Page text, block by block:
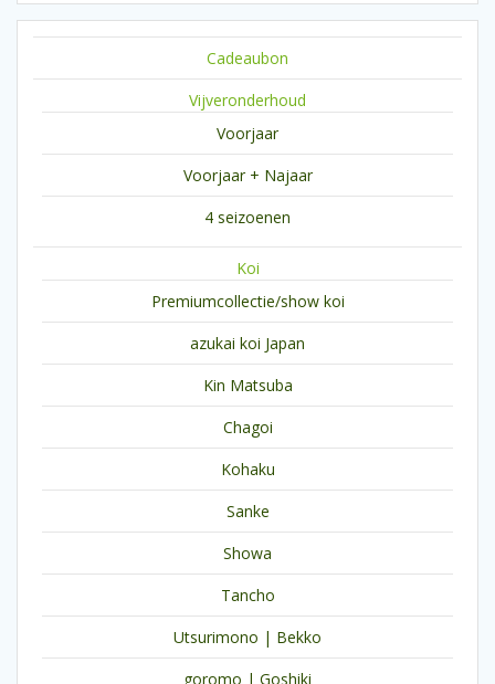
Cadeaubon
Vijveronderhoud
Voorjaar
Voorjaar + Najaar
4 seizoenen
Koi
Premiumcollectie/show koi
azukai koi Japan
Kin Matsuba
Chagoi
Kohaku
Sanke
Showa
Tancho
Utsurimono | Bekko
goromo | Goshiki